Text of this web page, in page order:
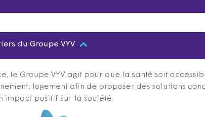
du Groupe VYV
le Groupe VYV agit pour que la santé soit
logement afin de proposer des solutions
impact positif sur la société.